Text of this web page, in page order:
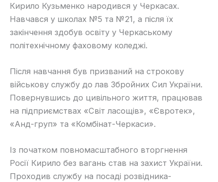
Кирило Кузьменко народився у Черкасах.
Навчався у школах №5 та №21, а після їх
закінчення здобув освіту у Черкаському
політехнічному фаховому коледжі.
Після навчання був призваний на строкову
військову службу до лав Збройних Сил України.
Повернувшись до цивільного життя, працював
на підприємствах «Світ ласощів», «Євротек»,
«Анд-груп» та «Комбінат-Черкаси».
Із початком повномасштабного вторгнення
Росії Кирило без вагань став на захист України.
Проходив службу на посаді розвідника-